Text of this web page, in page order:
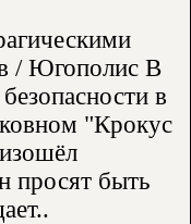
/ Югополис В
в
"Крокус
просят быть